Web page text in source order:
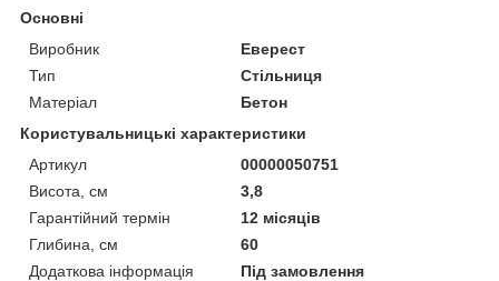
Основні
Виробник
Еверест
Тип
Стільниця
Матеріал
Бетон
Користувальницькі характеристики
Артикул
00000050751
Висота, см
3,8
Гарантійний термін
12 місяців
Глибина, см
60
Додаткова інформація
Під замовлення